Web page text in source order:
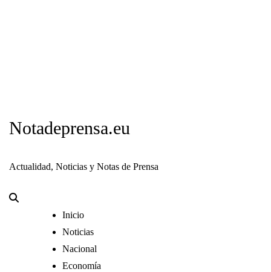
Notadeprensa.eu
Actualidad, Noticias y Notas de Prensa
Inicio
Noticias
Nacional
Economía